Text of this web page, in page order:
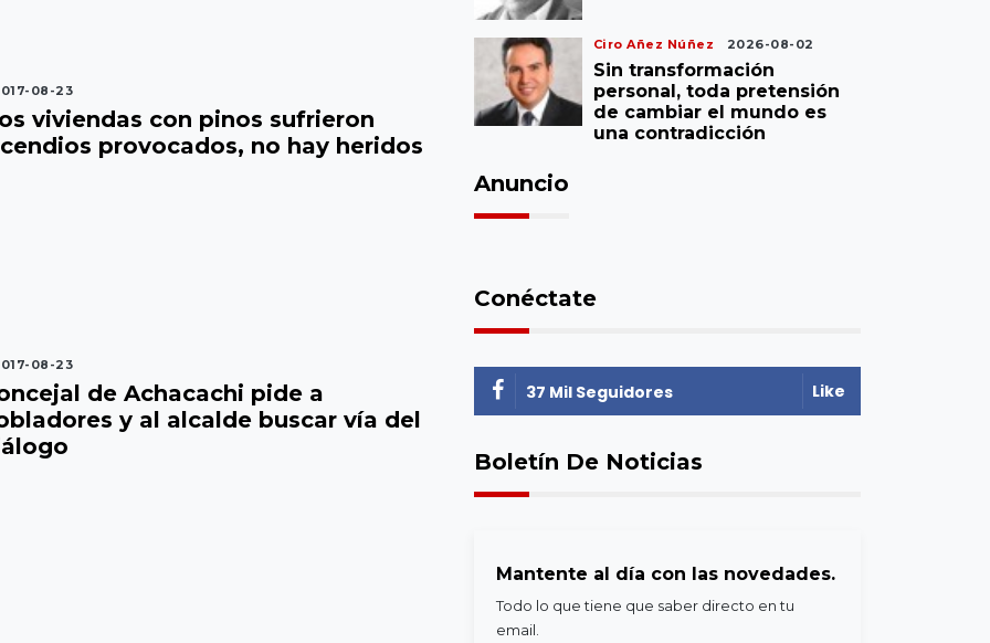
08-23
viviendas con pinos sufrieron
provocados, no hay heridos
08-23
de Achacachi pide a
y al alcalde buscar vía del
Ciro Añez Núñez 2026-08-02
Sin transformación
personal, toda pretensión
de cambiar el mundo es
una contradicción
Anuncio
Conéctate
37 Mil Seguidores Like
Boletín De Noticias
Mantente al día con las novedades.
Todo lo que tiene que saber directo en tu
email.